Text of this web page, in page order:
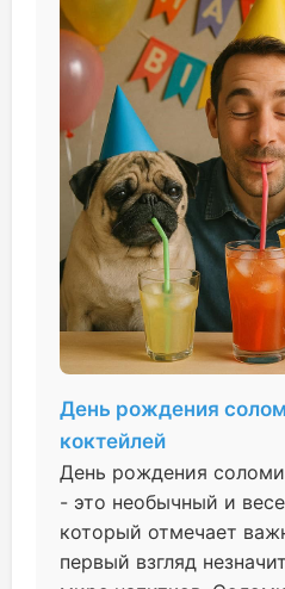
День рождения
коктейлей
День рождения
- это необычный и
который отмечает
первый взгляд